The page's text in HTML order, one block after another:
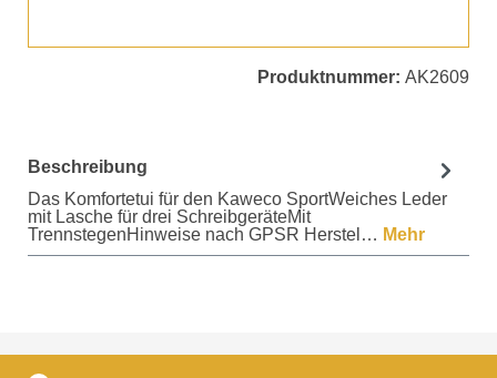
Produktnummer: AK2609
Beschreibung
Das Komfortetui für den Kaweco SportWeiches Leder
mit Lasche für drei SchreibgeräteMit
TrennstegenHinweise nach GPSR Herstel… Mehr